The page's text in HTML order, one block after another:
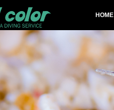
HOME